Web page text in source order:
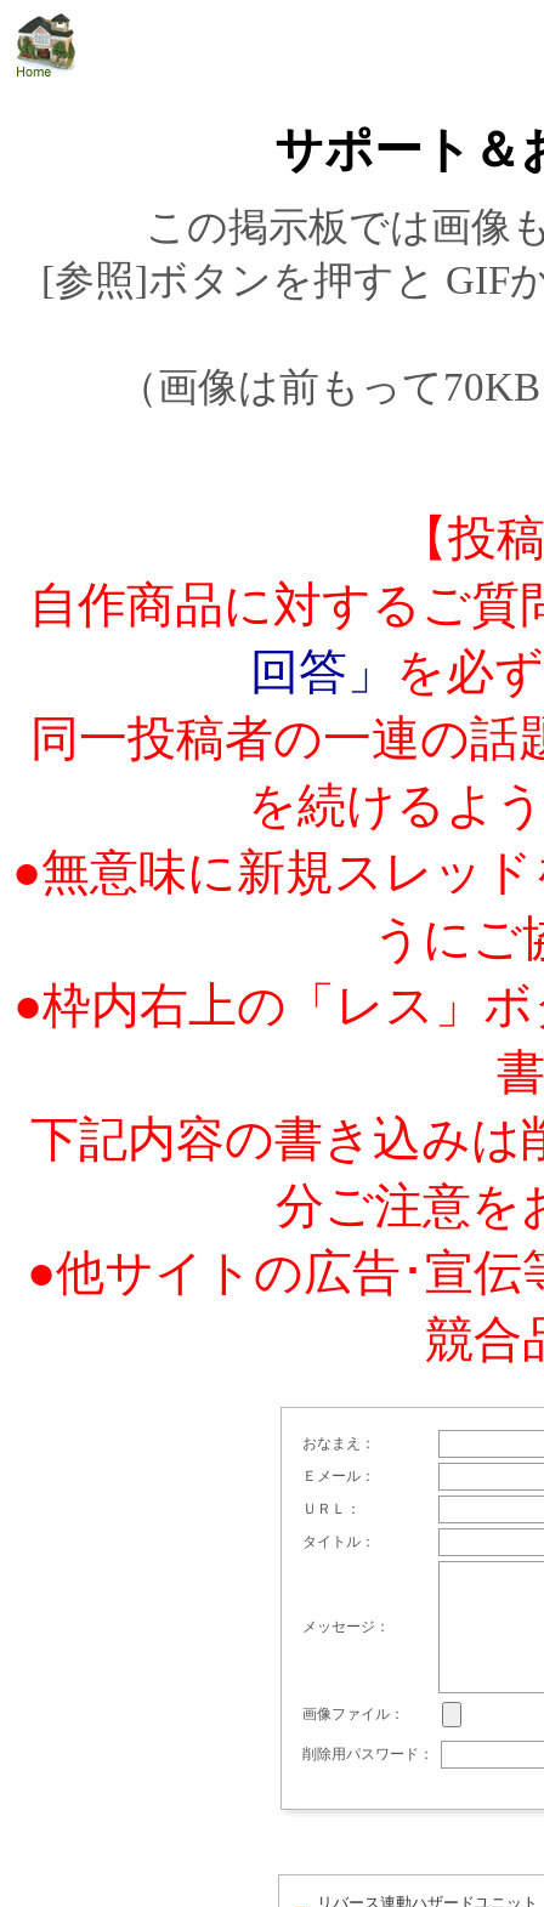
サポート＆
この掲示板では画像
[参照]ボタンを押すと GIF
（画像は前もって
【投
自作商品に対するご質
回答」 を必
同一投稿者の一連の
を続けるよ
●無意味に新規スレッ
うにご
●枠内右上の「レス」
下記内容の書き込みは
分ご注意を
●他サイトの広告･宣伝
競合
おなまえ：
Ｅメール：
ＵＲＬ：
タイトル：
メッセージ：
画像ファイル：
削除用パスワード：
リバース連動ハザードユニット